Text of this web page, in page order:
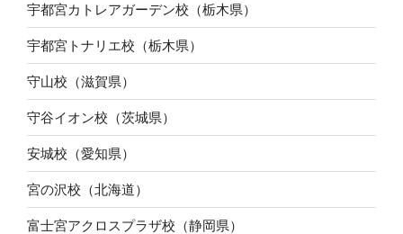
宇都宮カトレアガーデン校（栃木県）
宇都宮トナリエ校（栃木県）
守山校（滋賀県）
守谷イオン校（茨城県）
安城校（愛知県）
宮の沢校（北海道）
富士宮アクロスプラザ校（静岡県）